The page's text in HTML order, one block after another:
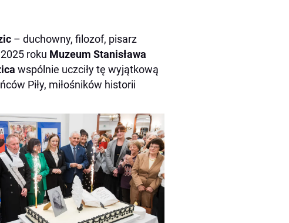
– duchowny, filozof, pisarz
roku Muzeum Stanisława
wspólnie uczciły tę wyjątkową
Piły, miłośników historii